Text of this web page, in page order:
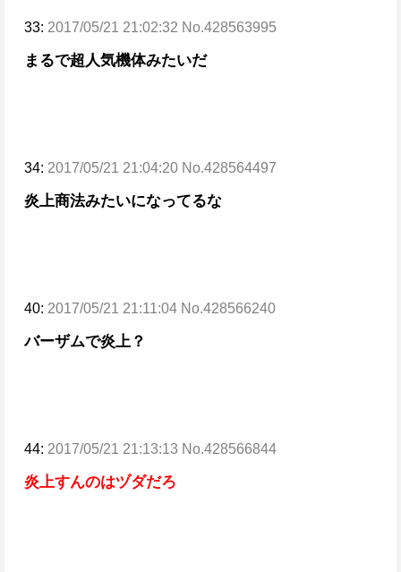
33: 2017/05/21 21:02:32 No.428563995
まるで超人気機体みたいだ
34: 2017/05/21 21:04:20 No.428564497
炎上商法みたいになってるな
40: 2017/05/21 21:11:04 No.428566240
バーザムで炎上？
44: 2017/05/21 21:13:13 No.428566844
炎上すんのはヅダだろ